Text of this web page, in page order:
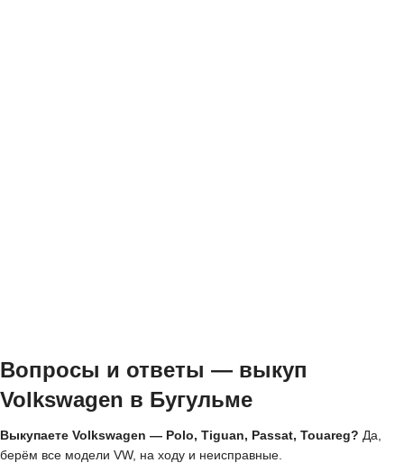
Вопросы и ответы — выкуп
Volkswagen в Бугульме
Выкупаете Volkswagen — Polo, Tiguan, Passat, Touareg? Да,
берём все модели VW, на ходу и неисправные.